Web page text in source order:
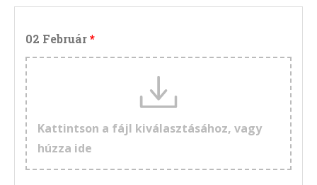
02 Február
Kattintson a fájl kiválasztásához, vagy
húzza ide